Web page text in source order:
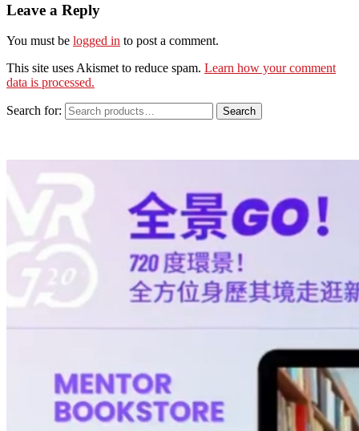
Leave a Reply
You must be logged in to post a comment.
This site uses Akismet to reduce spam. Learn how your comment
data is processed.
Search for: Search